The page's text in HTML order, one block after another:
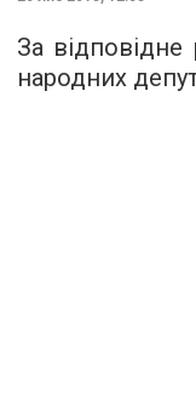
За відповідне
народних